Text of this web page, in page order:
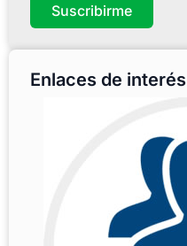
Suscribirme
Enlaces de interés